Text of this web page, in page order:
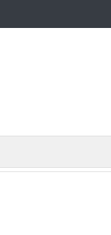
الأولى عالميا بالمساعدات